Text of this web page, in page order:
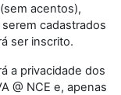
(sem acentos),
cadastrados
ser inscrito.
a privacidade dos
@ NCE e, apenas